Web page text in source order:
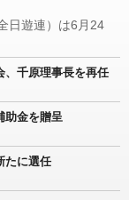
日遊連）は6月24
、千原理事長を再任
助金を贈呈
たに選任